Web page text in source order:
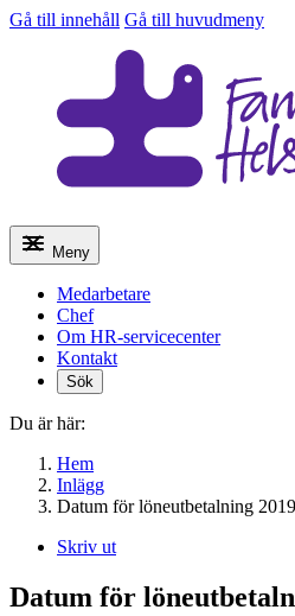
Gå till innehåll Gå till huvudmeny
Meny
Medarbetare
Chef
Om HR-servicecenter
Kontakt
Sök
Du är här:
Hem
Inlägg
Datum för löneutbetalning
Skriv ut
Datum för